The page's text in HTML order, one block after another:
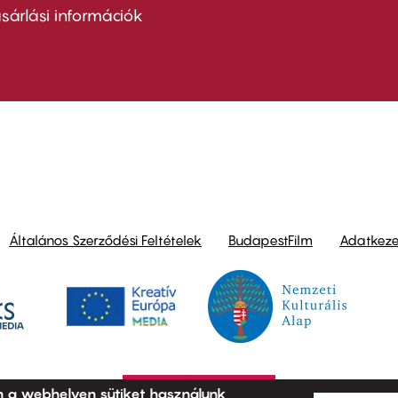
információk
Általános Szerződési Feltételek BudapestFilm
a webhelyen sütiket használunk